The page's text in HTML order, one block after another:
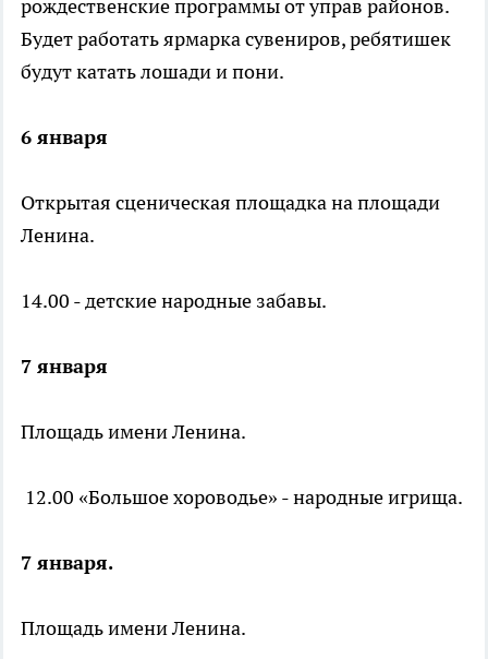
рождественские программы от управ районов.
Будет работать ярмарка сувениров, ребятишек
будут катать лошади и пони.
6 января
Открытая сценическая площадка на площади
Ленина.
14.00 - детские народные забавы.
7 января
Площадь имени Ленина.
12.00 «Большое хороводье» - народные игрища.
7 января.
Площадь имени Ленина.